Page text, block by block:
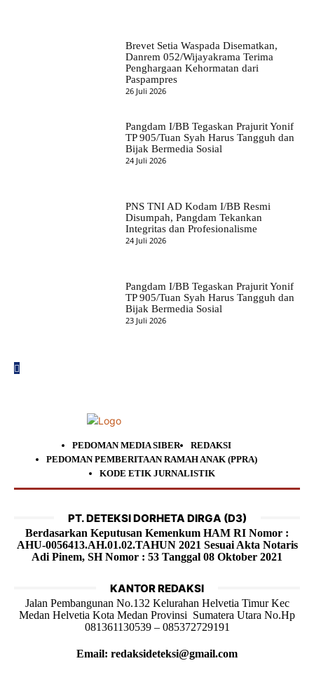
Brevet Setia Waspada Disematkan,
Danrem 052/Wijayakrama Terima
Penghargaan Kehormatan dari
Paspampres
26 Juli 2026
Pangdam I/BB Tegaskan Prajurit Yonif
TP 905/Tuan Syah Harus Tangguh dan
Bijak Bermedia Sosial
24 Juli 2026
PNS TNI AD Kodam I/BB Resmi
Disumpah, Pangdam Tekankan
Integritas dan Profesionalisme
24 Juli 2026
Pangdam I/BB Tegaskan Prajurit Yonif
TP 905/Tuan Syah Harus Tangguh dan
Bijak Bermedia Sosial
23 Juli 2026
PEDOMAN MEDIA SIBER
REDAKSI
PEDOMAN PEMBERITAAN RAMAH ANAK (PPRA)
KODE ETIK JURNALISTIK
PT. DETEKSI DORHETA DIRGA (D3)
Berdasarkan Keputusan Kemenkum HAM RI Nomor :
AHU-0056413.AH.01.02.TAHUN 2021 Sesuai Akta Notaris
Adi Pinem, SH Nomor : 53 Tanggal 08 Oktober 2021
KANTOR REDAKSI
Jalan Pembangunan No.132 Kelurahan Helvetia Timur Kec
Medan Helvetia Kota Medan Provinsi Sumatera Utara No.Hp
081361130539 – 085372729191
Email: redaksideteksi@gmail.com